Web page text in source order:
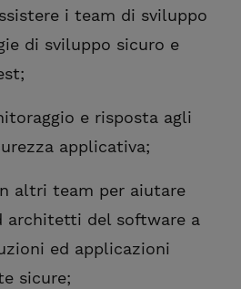
i team di sviluppo
di sviluppo sicuro e
e risposta agli
applicativa;
altri team per aiutare
architetti del software a
ed applicazioni
sicure;